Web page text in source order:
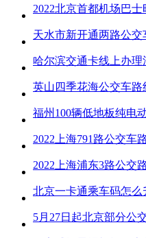
2022北京首都机场巴
天水市新开通两路公交
哈尔滨交通卡线上办理
英山四季花海公交车路
福州100辆低地板纯电
2022上海791路公交车
2022上海浦东3路公交
北京一卡通乘车码怎么
5月27日起北京部分公